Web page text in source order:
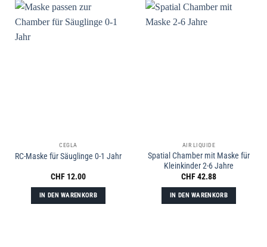
CEGLA
RC-Maske für Säuglinge 0-1 Jahr
CHF 12.00
IN DEN WARENKORB
AIR LIQUIDE
Spatial Chamber mit Maske für
Kleinkinder 2-6 Jahre
CHF42.88
IN DEN WARENKORB